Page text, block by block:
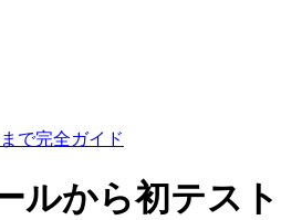
で完全ガイド
から初テス